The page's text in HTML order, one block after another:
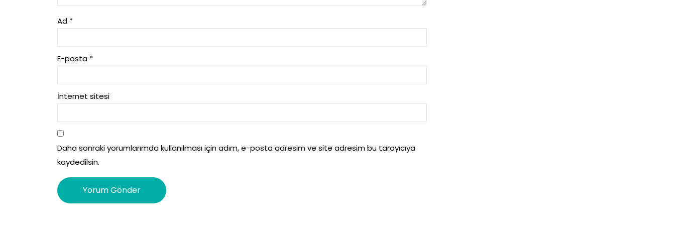
Ad *
E-posta *
İnternet sitesi
Daha sonraki yorumlarımda kullanılması için adım, e-posta adresim ve site adresim bu tarayıcıya
kaydedilsin.